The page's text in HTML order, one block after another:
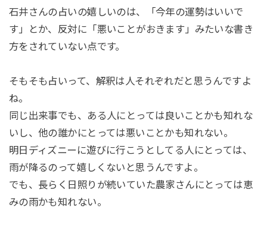
石井さんの占いの嬉しいのは、「今年の運勢はいいで
す」とか、反対に「悪いことがおきます」みたいな書き
方をされていない点です。
そもそも占いって、解釈は人それぞれだと思うんですよ
ね。
同じ出来事でも、ある人にとっては良いことかも知れな
いし、他の誰かにとっては悪いことかも知れない。
明日ディズニーに遊びに行こうとしてる人にとっては、
雨が降るのって嬉しくないと思うんですよ。
でも、長らく日照りが続いていた農家さんにとっては恵
みの雨かも知れない。